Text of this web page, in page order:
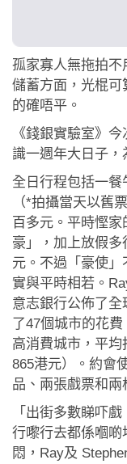
孤家寡人無拖拍
儲蓄方面，光棍可
的確唔平。
《錢銀實驗室》
識一週年大日子，
全日行程包括一
（*拍攝當天以舊
百多元。平時慳
豪」，加上放假
元。不過「豪使
實與平時相若。
意志銀行公佈了
了47個城市的花
高消費城市，平
865港元）。約會
品、兩張戲票和兩
「出街多數睇吓
行嚟行去都係嗰
悶，Ray及